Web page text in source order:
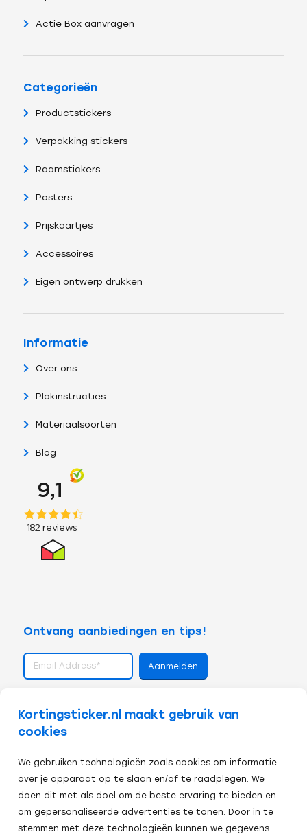
Kortingsticker.nl maakt gebruik van
cookies
We gebruiken technologieën zoals cookies om informatie
over je apparaat op te slaan en/of te raadplegen. We
doen dit met als doel om de beste ervaring te bieden en
om gepersonaliseerde advertenties te tonen. Door in te
stemmen met deze technologieën kunnen we gegevens
Actie Box aanvragen
Categorieën
Productstickers
Verpakking stickers
Raamstickers
Posters
Prijskaartjes
Accessoires
Eigen ontwerp drukken
Informatie
Over ons
Plakinstructies
Materiaalsoorten
Blog
Ontvang aanbiedingen en tips!